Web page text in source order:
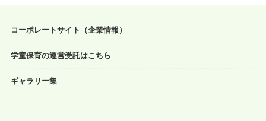
コーポレートサイト（企業情報）
学童保育の運営受託はこちら
ギャラリー集